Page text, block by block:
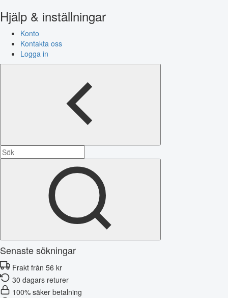
Hjälp & inställningar
Konto
Kontakta oss
Logga in
Senaste sökningar
Frakt från 56 kr
30 dagars returer
100% säker betalning